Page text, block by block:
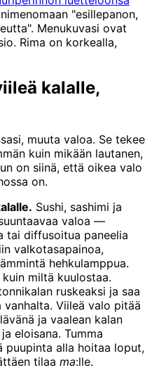
"esillepanon,
Menukuvasi ovat
Rima on korkealla,
kalalle,
muuta valoa. Se tekee
kuin mikään lautanen,
on siinä, että oikea valo
on.
Sushi, sashimi ja
valoa —
tai diffusoitua paneelia
valkotasapainoa,
hehkulamppua.
miltä kuulostaa.
ruskeaksi ja saa
Viileä valo pitää
ja vaalean kalan
eloisana. Tumma
puupinta alla hoitaa loput,
tilaa ma:lle.